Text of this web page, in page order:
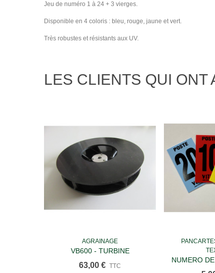
Jeu de numéro 1 à 24 + 3 vierges.
Disponible en 4 coloris : bleu, rouge, jaune et vert.
Très robustes et résistants aux UV.
LES CLIENTS QUI ONT
Ajouter au panier
AGRAINAGE
VB600 - TURBINE
63,00 € TTC
NUMERO